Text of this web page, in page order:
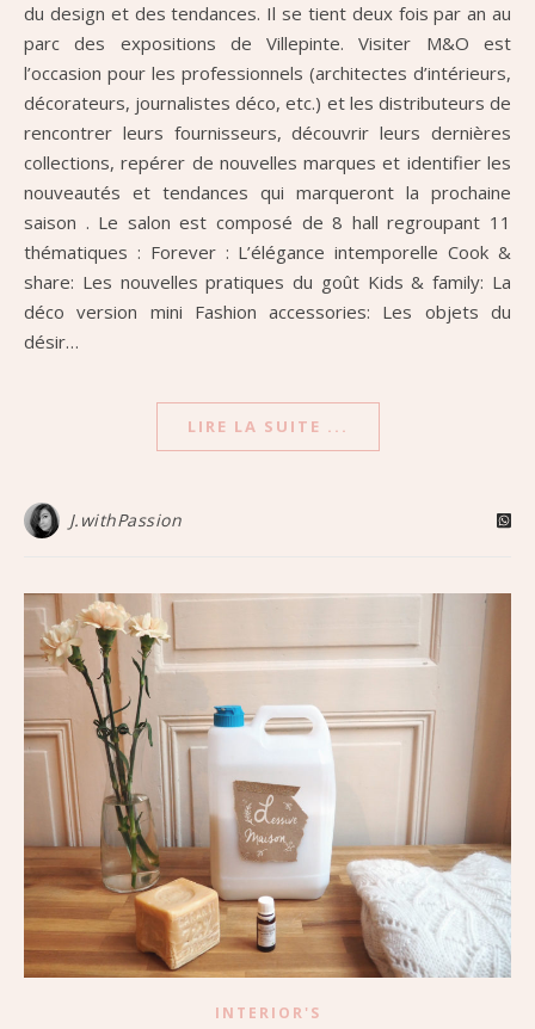
du design et des tendances. Il se tient deux fois par an au
parc des expositions de Villepinte. Visiter M&O est
l’occasion pour les professionnels (architectes d’intérieurs,
décorateurs, journalistes déco, etc.) et les distributeurs de
rencontrer leurs fournisseurs, découvrir leurs dernières
collections, repérer de nouvelles marques et identifier les
nouveautés et tendances qui marqueront la prochaine
saison . Le salon est composé de 8 hall regroupant 11
thématiques : Forever : L’élégance intemporelle Cook &
share: Les nouvelles pratiques du goût Kids & family: La
déco version mini Fashion accessories: Les objets du
désir…
LIRE LA SUITE ...
J.withPassion
INTERIOR'S